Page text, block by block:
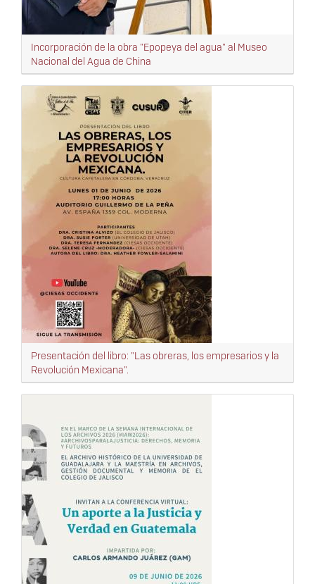
Incorporación de la obra "Epopeya del agua" al Museo
Nacional del Agua de China
Presentación del libro: "Las obreras, los empresarios y la
Revolución Mexicana".